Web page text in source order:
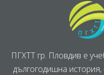
ПГХТТ гр. Пловдив е
дългогодишна история,